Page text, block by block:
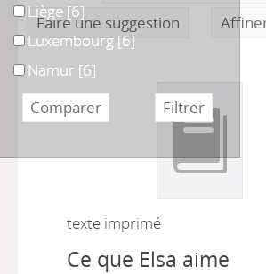
Faire une suggestion
texte imprimé
Ce que Elsa aime
Liège
Liège [6]
Luxembourg
Luxembourg [6]
Namur
Namur [6]